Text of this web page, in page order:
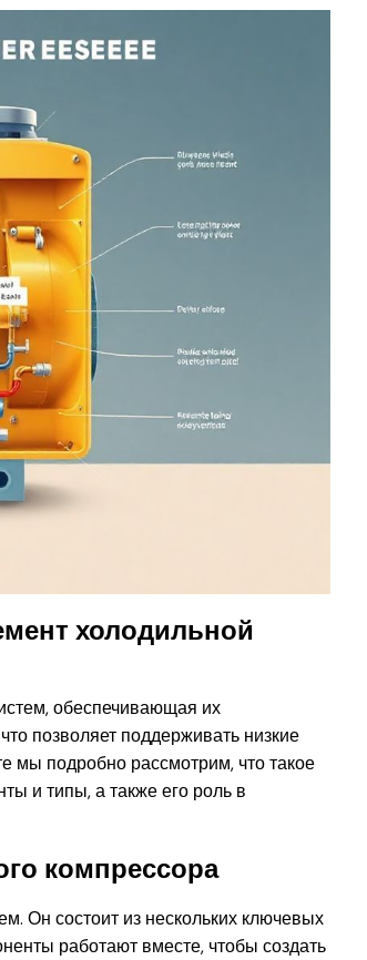
холодильной
обеспечивающая их
позволяет поддерживать низкие
мы подробно рассмотрим, что такое
и типы, а также его роль в
компрессора
Он состоит из нескольких ключевых
работают вместе, чтобы создать